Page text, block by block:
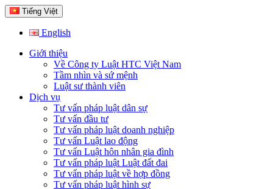
Tiếng Việt
English
Giới thiệu
Về Công ty Luật HTC Việt Nam
Tầm nhìn và sứ mệnh
Luật sư thành viên
Dịch vụ
Tư vấn pháp luật dân sự
Tư vấn đầu tư
Tư vấn pháp luật doanh nghiệp
Tư vấn Luật lao động
Tư vấn Luật hôn nhân gia đình
Tư vấn pháp luật Luật đất đai
Tư vấn pháp luật về hợp đồng
Tư vấn pháp luật hình sự